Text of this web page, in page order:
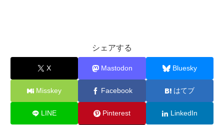
シェアする
X Mastodon Bluesky
Misskey Facebook はてブ
LINE Pinterest LinkedIn